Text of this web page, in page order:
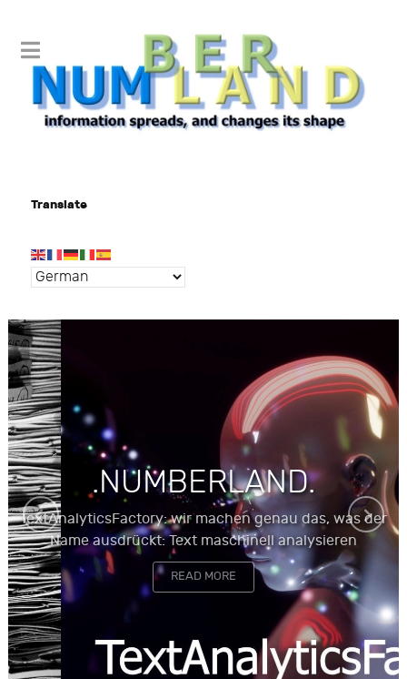
Translate
.NUMBERLAND.
TextAnalyticsFactory: wir machen genau das, was der
Name ausdrückt: Text maschinell analysieren
READ MORE